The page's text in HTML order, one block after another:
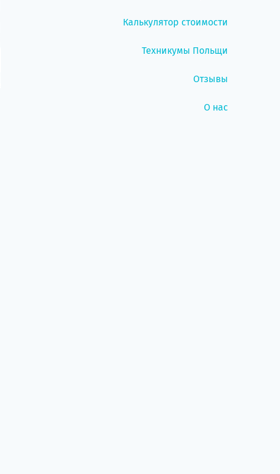
Калькулятор стоимости
Техникумы Польщи
Отзывы
О нас